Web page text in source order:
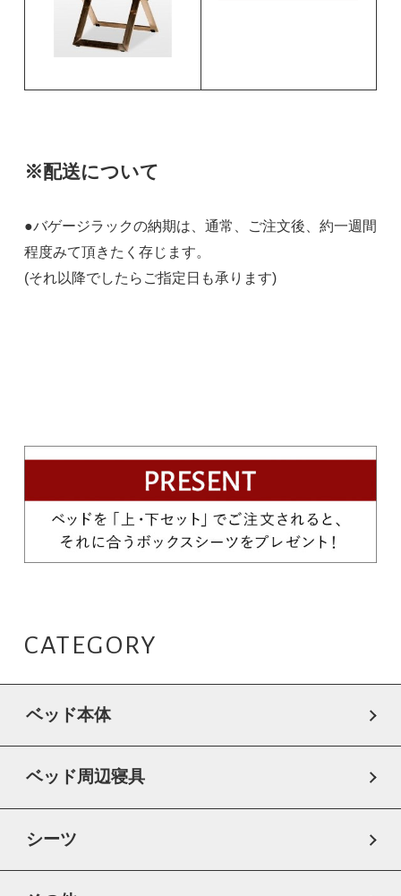
※配送について
●バゲージラックの納期は、通常、ご注文後、約一週間
程度みて頂きたく存じます。
(それ以降でしたらご指定日も承ります)
CATEGORY
ベッド本体
ベッド周辺寝具
シーツ